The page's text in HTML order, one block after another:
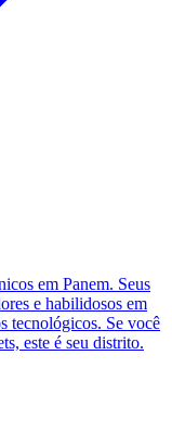
em Panem. Seus
e habilidosos em
tecnológicos. Se você
este é seu distrito.